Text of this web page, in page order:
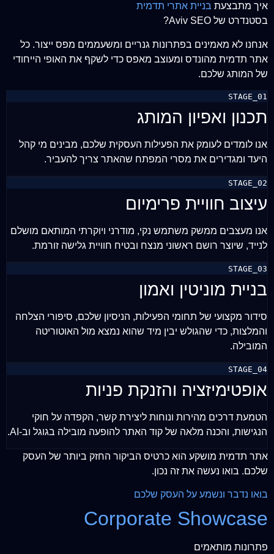
איך מתבצעת בניית אתרי תדמית
בסטנדרט של Aviv SEO?
אנחנו לא מאמינים בפתרונות גנריים ומשעממים מפס ייצור. כל
אתר תדמית מהונדס ומעוצב מאפס כדי לשקף את האופי הייחודי
של המותג שלכם.
STAGE_01
תכנון ואפיון המותג
אנו לומדים לעומק את הפעילות העסקית שלכם, מבינים מי קהל
היעד ומגדירים את מסרי המפתח שהאתר צריך להעביר.
STAGE_02
עיצוב חוויית פרימיום
אנו מעצבים ממשק משתמש נקי, מודרני ויוקרתי המותאם מושלם
לנייד, שיוצר רושם ראשוני מנצח ובטיח חוויית גלישה זורמת.
STAGE_03
בניית מוניטין ואמון
סידור מקצועי של תחומי הפעילות, הניסיון שלכם, סיפורי הצלחה
והמלצות, כדי שהגולש יבין מיד שהוא נמצא מול האוטוריטה
המובילה.
STAGE_04
אופטימיזציה והזנקת פניות
הטמעת דרכים מהירות ונוחות ליצירת קשר, הקפדה על חוקי
הנגישות, והכנה מלאה של קוד האתר להופעה מובילה בגוגל וב-AI.
אתר תדמית מושקע הוא כרטיס הביקור החזק ביותר של העסק
שלכם. בואו נעשה את זה נכון.
בואו נדבר ונשמע על העסק שלכם
Corporate Showcase
פתרונות מותאמים